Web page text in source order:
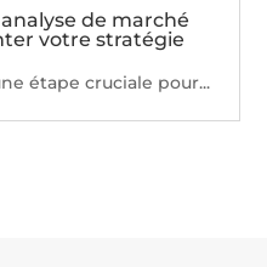
de marché
votre stratégie
étape cruciale pour...